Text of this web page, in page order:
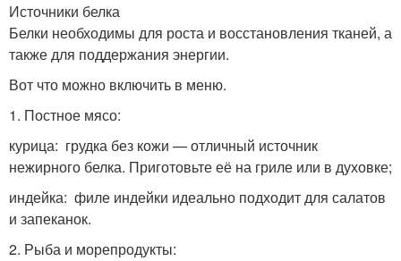
Источники белка
Белки необходимы для роста и восстановления тканей, а
также для поддержания энергии.
Вот что можно включить в меню.
1. Постное мясо:
курица: грудка без кожи — отличный источник
нежирного белка. Приготовьте её на гриле или в духовке;
индейка: филе индейки идеально подходит для салатов
и запеканок.
2. Рыба и морепродукты: